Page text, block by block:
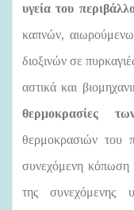
υγεία του
καπνών,
διοξινών σε
αστικά και
θερμοκρασίες
θερμοκρασιών του
συνεχόμενη κόπωση
της συνεχόμενης